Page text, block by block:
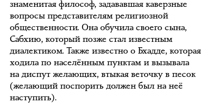
знаменитая философ, задававшая каверзные
вопросы представителям религиозной
общественности. Она обучила своего сына,
Сабхию, который позже стал известным
диалектиком. Также известно о Бхадде, которая
ходила по населённым пунктам и вызывала
на диспут желающих, втыкая веточку в песок
(желающий поспорить должен был на неё
наступить).